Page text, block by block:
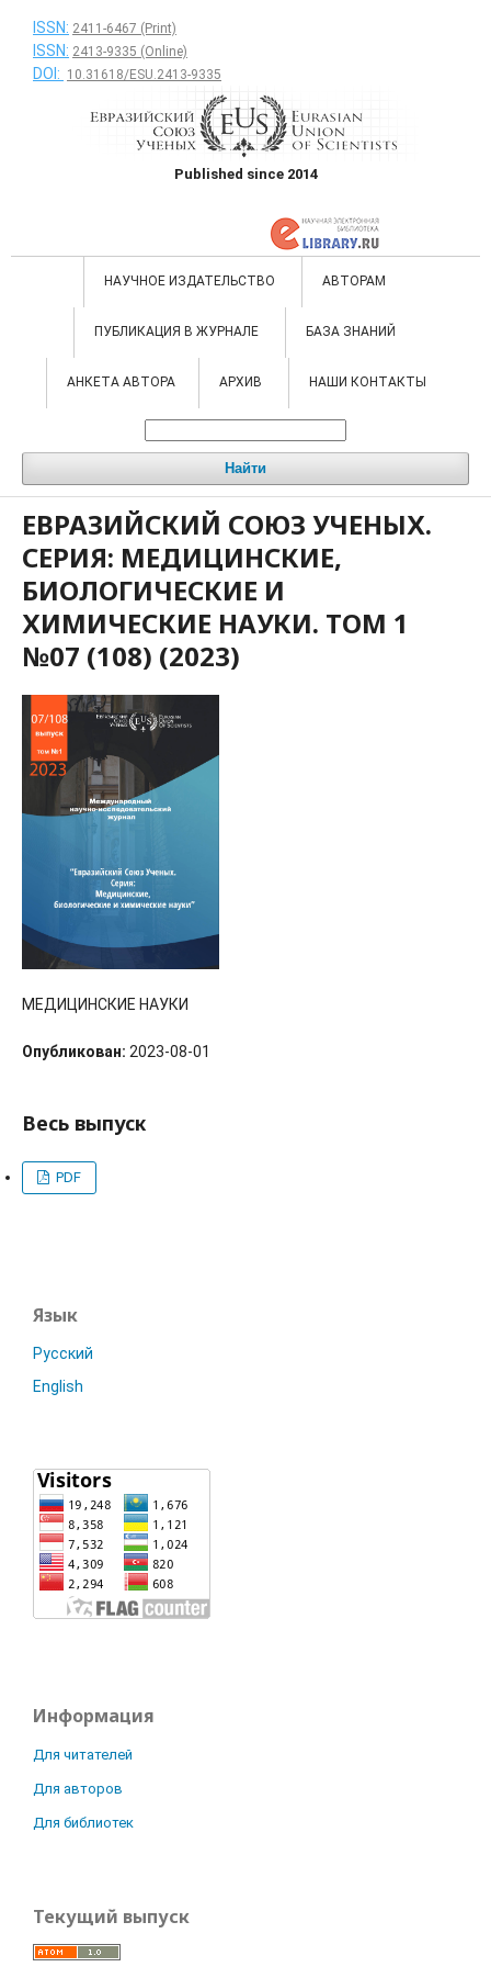
ISSN: 2411-6467 (Print)
ISSN: 2413-9335 (Online)
DOI: 10.31618/ESU.2413-9335
Published since 2014
НАУЧНОЕ ИЗДАТЕЛЬСТВО АВТОРАМ
ПУБЛИКАЦИЯ В ЖУРНАЛЕ БАЗА ЗНАНИЙ
АНКЕТА АВТОРА АРХИВ НАШИ КОНТАКТЫ
Найти
ЕВРАЗИЙСКИЙ СОЮЗ УЧЕНЫХ.
СЕРИЯ: МЕДИЦИНСКИЕ,
БИОЛОГИЧЕСКИЕ И
ХИМИЧЕСКИЕ НАУКИ. ТОМ 1
№07 (108) (2023)
МЕДИЦИНСКИЕ НАУКИ
Опубликован: 2023-08-01
Весь выпуск
PDF
Язык
Русский
English
Информация
Для читателей
Для авторов
Для библиотек
Текущий выпуск